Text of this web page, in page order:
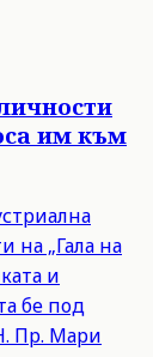
им към
на „Гала на
и
бе под
Пр. Мари